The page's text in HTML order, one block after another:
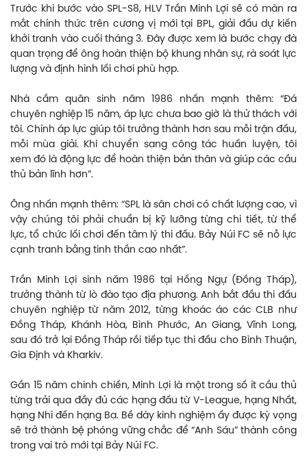
Trước khi bước vào SPL-S8, HLV Trần Minh Lợi sẽ có màn ra
mắt chính thức trên cương vị mới tại BPL, giải đấu dự kiến
khởi tranh vào cuối tháng 3. Đây được xem là bước chạy đà
quan trọng để ông hoàn thiện bộ khung nhân sự, rà soát lực
lượng và định hình lối chơi phù hợp.
Nhà cầm quân sinh năm 1986 nhấn mạnh thêm: “Đá
chuyên nghiệp 15 năm, áp lực chưa bao giờ là thử thách với
tôi. Chính áp lực giúp tôi trưởng thành hơn sau mỗi trận đấu,
mỗi mùa giải. Khi chuyển sang công tác huấn luyện, tôi
xem đó là động lực để hoàn thiện bản thân và giúp các cầu
thủ bản lĩnh hơn”.
Ông nhấn mạnh thêm: “SPL là sân chơi có chất lượng cao, vì
vậy chúng tôi phải chuẩn bị kỹ lưỡng từng chi tiết, từ thể
lực, tổ chức lối chơi đến tâm lý thi đấu. Bảy Núi FC sẽ nỗ lực
cạnh tranh bằng tinh thần cao nhất”.
Trần Minh Lợi sinh năm 1986 tại Hồng Ngự (Đồng Tháp),
trưởng thành từ lò đào tạo địa phương. Anh bắt đầu thi đấu
chuyên nghiệp từ năm 2012, từng khoác áo các CLB như
Đồng Tháp, Khánh Hòa, Bình Phước, An Giang, Vĩnh Long,
sau đó trở lại Đồng Tháp rồi tiếp tục thi đấu cho Bình Thuận,
Gia Định và Kharkiv.
Gần 15 năm chinh chiến, Minh Lợi là một trong số ít cầu thủ
từng trải qua đầy đủ các hạng đấu từ V-League, hạng Nhất,
hạng Nhì đến hạng Ba. Bề dày kinh nghiệm ấy được kỳ vọng
sẽ trở thành bệ phóng vững chắc để “Anh Sáu” thành công
trong vai trò mới tại Bảy Núi FC.